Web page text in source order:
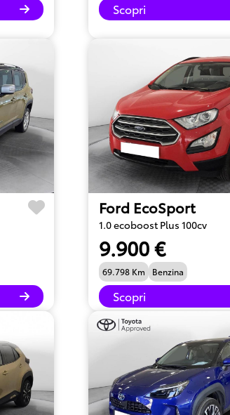
Scopri
Ford EcoSport
1.0 ecoboost Plus 100cv
9.900 €
69.798 Km Benzina
Scopri